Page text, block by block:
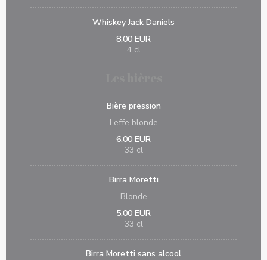
Whiskey Jack Daniels
8,00 EUR
4 cl
Bière pression
Leffe blonde
6,00 EUR
33 cl
Birra Moretti
Blonde
5,00 EUR
33 cl
Birra Moretti sans alcool